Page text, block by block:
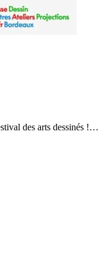
des arts dessinés !…